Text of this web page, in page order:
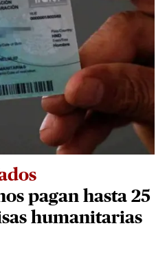
pagan hasta 25
humanitarias